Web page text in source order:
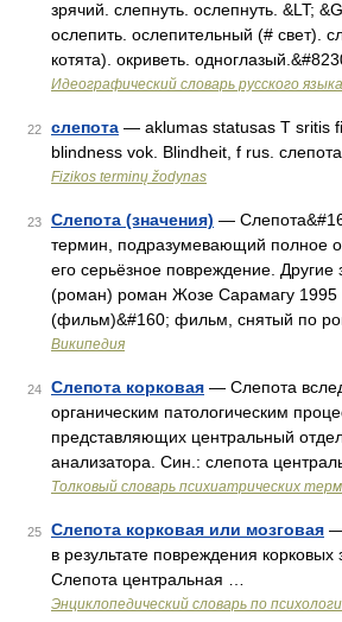
зрячий. слепнуть. ослепнуть. &LT;
ослепить. ослепительный (# свет).
котята). окриветь.
Идеографический словарь русского языка
22 слепота — aklumas statusas T sritis
blindness vok. Blindheit, f rus.
Fizikos terminų žodynas
23 Слепота (значения) —
термин, подразумевающий полное
его серьёзное повреждение. Другие
(роман) роман Жозе Сарамагу 1995
(фильм)&#160; фильм, снятый по
Википедия
24 Слепота корковая — Слепота
органическим патологическим
представляющих центральный
анализатора. Син.: слепота
Толковый словарь психиатрических
25 Слепота корковая или мозговая —
в результате повреждения
Слепота центральная …
Энциклопедический словарь по